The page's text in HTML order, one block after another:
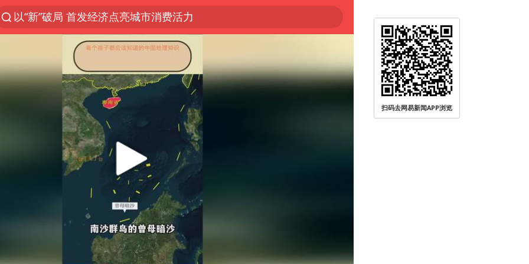
以“新”破局 首发经济点亮城市消费活力
U17国足三战全胜
47岁妈妈突然产女 26岁女儿：很震惊
男子结婚8年发现3个女儿均非亲生
OpenAI为免费用户升级GPT-5.6 Luna
台风白海豚最新路径研判来了
女子利用漏洞0元薅走3000多件家电
我国编制完成新版全月地质图
现代版摸金校尉落网查获400多枚古币
毛宁转发梯田音乐会视频海外网友赞叹
对话重庆地铁吐血女孩
扫码去网易新闻APP浏览